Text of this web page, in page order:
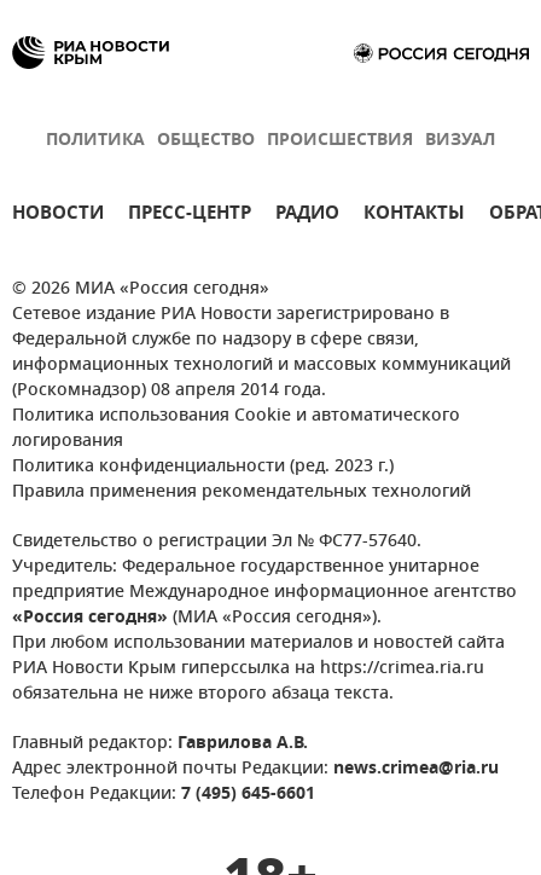
ПОЛИТИКА ОБЩЕСТВО ПРОИСШЕСТВИЯ ВИЗУАЛ
НОВОСТИ ПРЕСС-ЦЕНТР РАДИО КОНТАКТЫ
© 2026 МИА «Россия сегодня»
Сетевое издание РИА Новости зарегистрировано в
Федеральной службе по надзору в сфере связи,
информационных технологий и массовых коммуникаций
(Роскомнадзор) 08 апреля 2014 года.
Политика использования Cookie и автоматического
логирования
Политика конфиденциальности (ред. 2023 г.)
Правила применения рекомендательных технологий
Свидетельство о регистрации Эл № ФС77-57640.
Учредитель: Федеральное государственное унитарное
предприятие Международное информационное агентство
«Россия сегодня» (МИА «Россия сегодня»).
При любом использовании материалов и новостей сайта
РИА Новости Крым гиперссылка на https://crimea.ria.ru
обязательна не ниже второго абзаца текста.
Главный редактор: Гаврилова А.В.
Адрес электронной почты Редакции: news.crimea@ria.ru
Телефон Редакции: 7 (495) 645-6601